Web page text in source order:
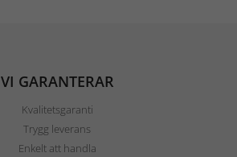
VI GARANTERAR
Kvalitetsgaranti
Trygg leverans
Enkelt att handla